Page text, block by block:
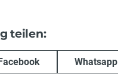
teilen:
Whatsapp